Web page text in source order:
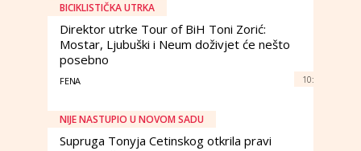
BICIKLISTIČKA UTRKA
Direktor utrke Tour of BiH Toni Zorić:
Mostar, Ljubuški i Neum doživjet će nešto
posebno
FENA 10:
NIJE NASTUPIO U NOVOM SADU
Supruga Tonyja Cetinskog otkrila pravi